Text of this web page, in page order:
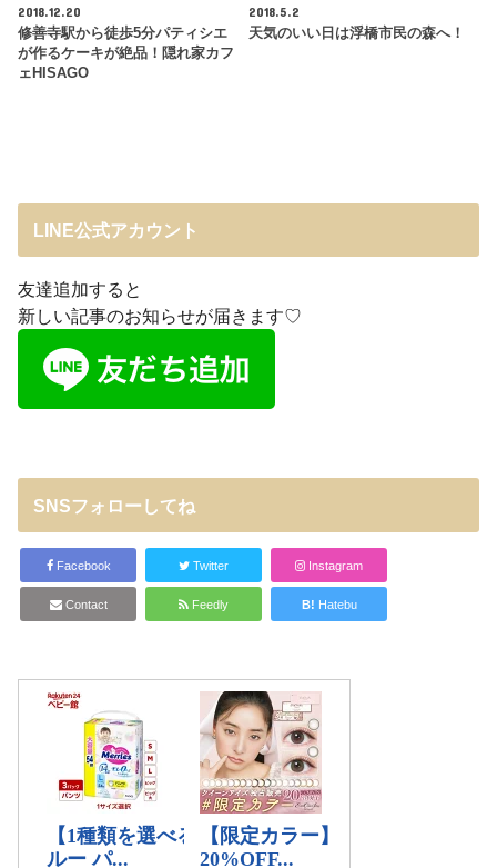
2018.12.20
修善寺駅から徒歩5分パティシエ
が作るケーキが絶品！隠れ家カフ
ェHISAGO
2018.5.2
天気のいい日は浮橋市民の森へ！
LINE公式アカウント
友達追加すると
新しい記事のお知らせが届きます♡
SNSフォローしてね
Facebook Twitter Instagram
Contact Feedly B! Hatebu